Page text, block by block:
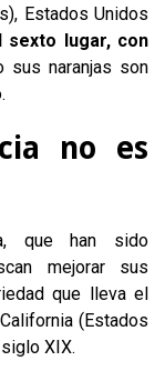
Estados Unidos
sexto lugar, con
sus naranjas son
no es
que han sido
mejorar sus
que lleva el
(Estados
XIX.